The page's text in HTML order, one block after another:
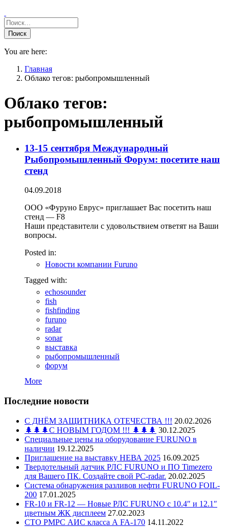
You are here:
Главная
Облако тегов: рыбопромышленный
Облако тегов:
рыбопромышленный
13-15 сентября Международный
Рыбопромышленный Форум: посетите наш
стенд
04.09.2018
ООО «Фуруно Еврус» приглашает Вас посетить наш
стенд — F8
Наши представители с удовольствием ответят на Ваши
вопросы.
Posted in:
Новости компании Furuno
Tagged with:
echosounder
fish
fishfinding
furuno
radar
sonar
выставка
рыбопромышленный
форум
More
Последние новости
С ДНЁМ ЗАЩИТНИКА ОТЕЧЕСТВА !!! 20.02.2026
🌲🌲🌲С НОВЫМ ГОДОМ !!! 🌲🌲🌲 30.12.2025
Специальные цены на оборудование FURUNO в
наличии 19.12.2025
Приглашение на выставку НЕВА 2025 16.09.2025
Твердотельный датчик РЛС FURUNO и ПО Timezero
для Вашего ПК. Создайте свой PC-radar. 20.02.2025
Система обнаружения разливов нефти FURUNO FOIL-
200 17.01.2025
FR-10 и FR-12 — Новые РЛС FURUNO c 10.4″ и 12.1″
цветным ЖК дисплеем 27.02.2023
СТО РМРС АИС класса А FA-170 14.11.2022